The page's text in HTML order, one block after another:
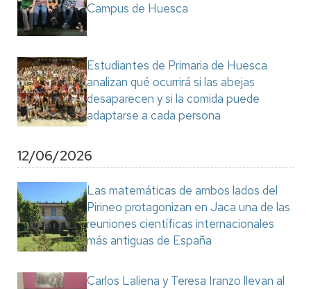
Campus de Huesca
Estudiantes de Primaria de Huesca
analizan qué ocurrirá si las abejas
desaparecen y si la comida puede
adaptarse a cada persona
12/06/2026
Las matemáticas de ambos lados del
Pirineo protagonizan en Jaca una de las
reuniones científicas internacionales
más antiguas de España
Carlos Laliena y Teresa Iranzo llevan al